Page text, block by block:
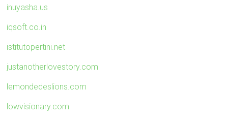
inuyasha.us
iqsoft.co.in
istitutopertini.net
justanotherlovestory.com
lemondedeslions.com
lowvisionary.com